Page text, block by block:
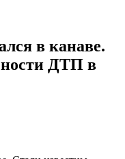
в канаве.
ДТП в